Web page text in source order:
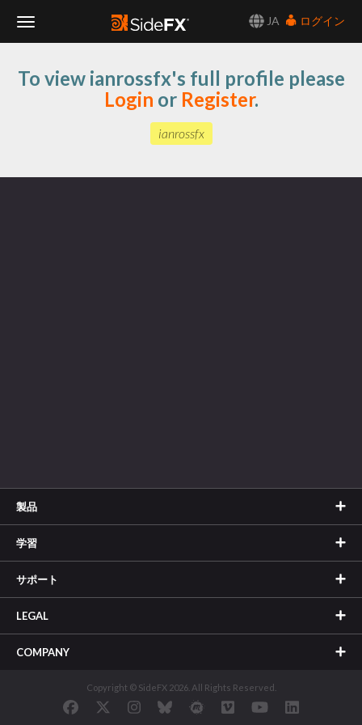
JA
ログイン
Navigation
To view ianrossfx's full profile please
Login or Register.
ianrossfx
製品
学習
サポート
LEGAL
COMPANY
Copyright © SideFX 2026. All Rights Reserved.